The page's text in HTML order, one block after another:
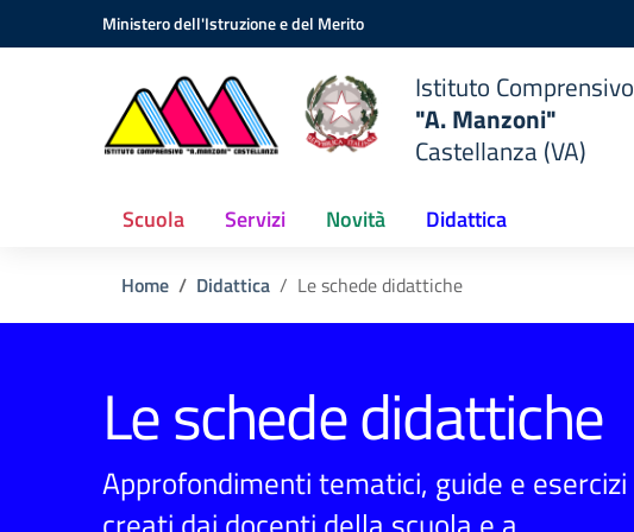
Vai ai contenuti
Vai al menu di navigazioneMinistero dell'Istruzione e del Merito
Istituto Comprensivo
"A. Manzoni"
Castellanza (VA)
Scuola Servizi Novità Didattica
Home Didattica Le schede didattiche
Le schede didattiche
Approfondimenti tematici, guide e esercizi